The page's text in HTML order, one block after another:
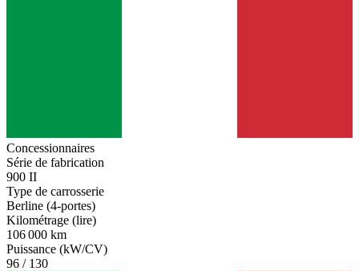
Concessionnaires
Série de fabrication
900 II
Type de carrosserie
Berline (4-portes)
Kilométrage (lire)
106 000 km
Puissance (kW/CV)
96 / 130